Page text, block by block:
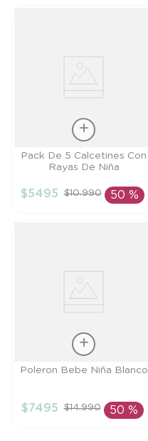
Talla
AÑADIR AL
Pack De 5 Calcetines Con
Rayas De Niña
$5495 $10.990 50 %
Talla
AÑADIR AL
Poleron Bebe Niña Blanco
$7495 $14.990 50 %